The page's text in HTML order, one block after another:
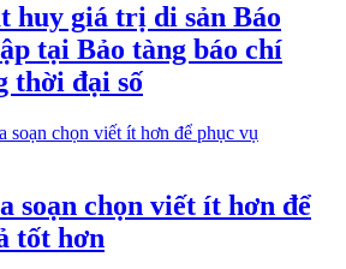
huy giá trị di sản Báo
tại Bảo tàng báo chí
thời đại số
soạn chọn viết ít hơn để
tốt hơn